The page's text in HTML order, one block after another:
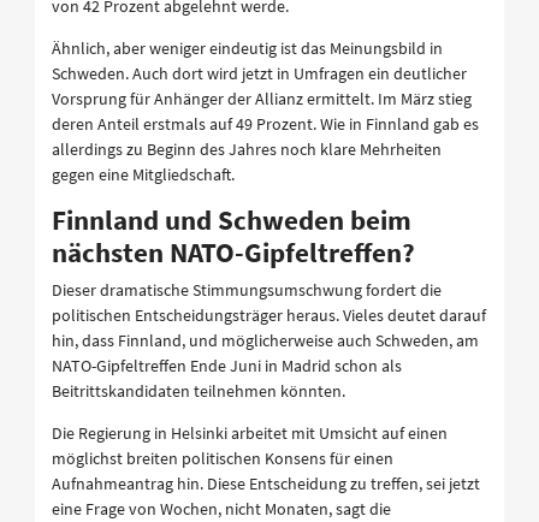
von 42 Prozent abgelehnt werde.
Ähnlich, aber weniger eindeutig ist das Meinungsbild in
Schweden. Auch dort wird jetzt in Umfragen ein deutlicher
Vorsprung für Anhänger der Allianz ermittelt. Im März stieg
deren Anteil erstmals auf 49 Prozent. Wie in Finnland gab es
allerdings zu Beginn des Jahres noch klare Mehrheiten
gegen eine Mitgliedschaft.
Finnland und Schweden beim
nächsten NATO-Gipfeltreffen?
Dieser dramatische Stimmungsumschwung fordert die
politischen Entscheidungsträger heraus. Vieles deutet darauf
hin, dass Finnland, und möglicherweise auch Schweden, am
NATO-Gipfeltreffen Ende Juni in Madrid schon als
Beitrittskandidaten teilnehmen könnten.
Die Regierung in Helsinki arbeitet mit Umsicht auf einen
möglichst breiten politischen Konsens für einen
Aufnahmeantrag hin. Diese Entscheidung zu treffen, sei jetzt
eine Frage von Wochen, nicht Monaten, sagt die